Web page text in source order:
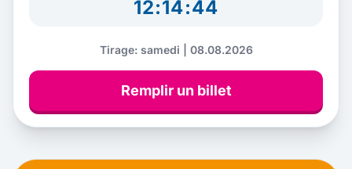
12:14:43
Tirage: samedi | 08.08.2026
Remplir un billet